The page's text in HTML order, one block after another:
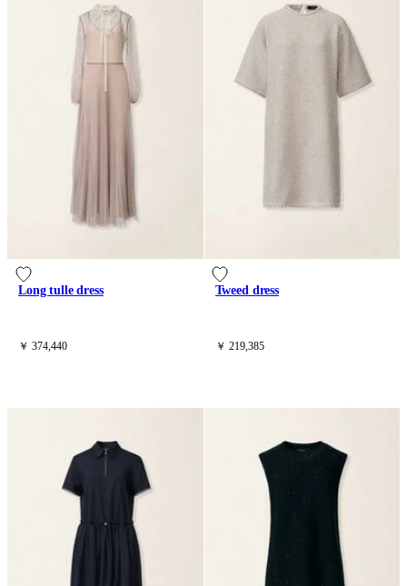
Long tulle dress
￥ 374,440
Tweed dress
￥ 219,385